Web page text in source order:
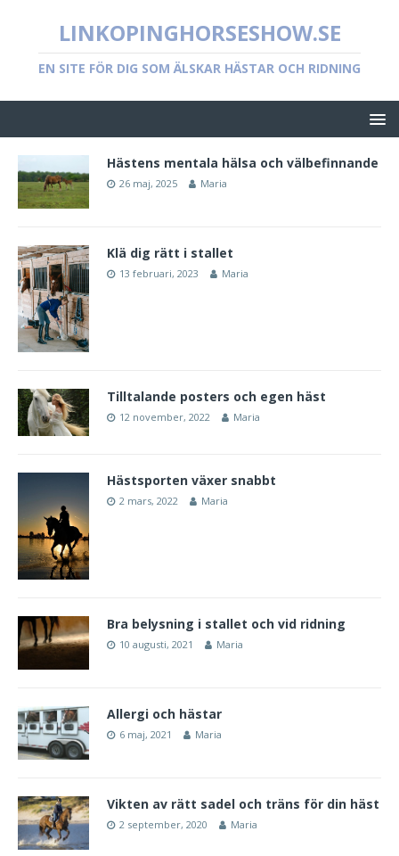
LINKOPINGHORSESHOW.SE
EN SITE FÖR DIG SOM ÄLSKAR HÄSTAR OCH RIDNING
Hästens mentala hälsa och välbefinnande
26 maj, 2025 Maria
Klä dig rätt i stallet
13 februari, 2023 Maria
Tilltalande posters och egen häst
12 november, 2022 Maria
Hästsporten växer snabbt
2 mars, 2022 Maria
Bra belysning i stallet och vid ridning
10 augusti, 2021 Maria
Allergi och hästar
6 maj, 2021 Maria
Vikten av rätt sadel och träns för din häst
2 september, 2020 Maria